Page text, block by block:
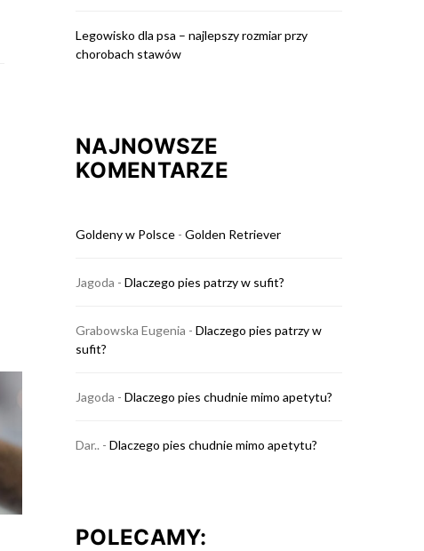
Legowisko dla psa – najlepszy rozmiar przy
chorobach stawów
NAJNOWSZE
KOMENTARZE
Goldeny w Polsce - Golden Retriever
Jagoda - Dlaczego pies patrzy w sufit?
Grabowska Eugenia - Dlaczego pies patrzy w
sufit?
Jagoda - Dlaczego pies chudnie mimo apetytu?
Dar.. - Dlaczego pies chudnie mimo apetytu?
POLECAMY: